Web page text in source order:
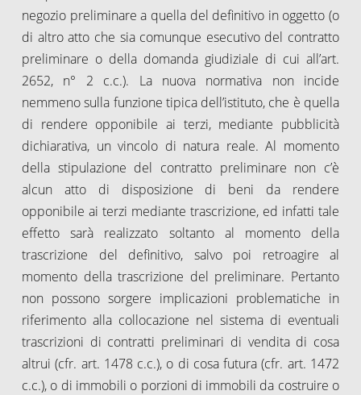
negozio preliminare a quella del definitivo in oggetto (o
di altro atto che sia comunque esecutivo del contratto
preliminare o della domanda giudiziale di cui all’art.
2652, n° 2 c.c.). La nuova normativa non incide
nemmeno sulla funzione tipica dell’istituto, che è quella
di rendere opponibile ai terzi, mediante pubblicità
dichiarativa, un vincolo di natura reale. Al momento
della stipulazione del contratto preliminare non c’è
alcun atto di disposizione di beni da rendere
opponibile ai terzi mediante trascrizione, ed infatti tale
effetto sarà realizzato soltanto al momento della
trascrizione del definitivo, salvo poi retroagire al
momento della trascrizione del preliminare. Pertanto
non possono sorgere implicazioni problematiche in
riferimento alla collocazione nel sistema di eventuali
trascrizioni di contratti preliminari di vendita di cosa
altrui (cfr. art. 1478 c.c.), o di cosa futura (cfr. art. 1472
c.c.), o di immobili o porzioni di immobili da costruire o